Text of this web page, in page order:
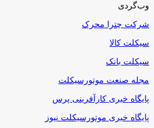
وب‌گردی
شرکت چترا محرک
سیکلت کالا
سیکلت بانک
مجله صنعت موتورسیکلت
پایگاه خبری کارآفرینی پرس
پایگاه خبری موتورسیکلت نیوز